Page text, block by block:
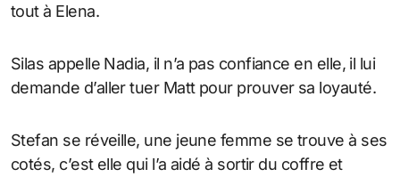
tout à Elena.
Silas appelle Nadia, il n’a pas confiance en elle, il lui
demande d’aller tuer Matt pour prouver sa loyauté.
Stefan se réveille, une jeune femme se trouve à ses
cotés, c’est elle qui l’a aidé à sortir du coffre et